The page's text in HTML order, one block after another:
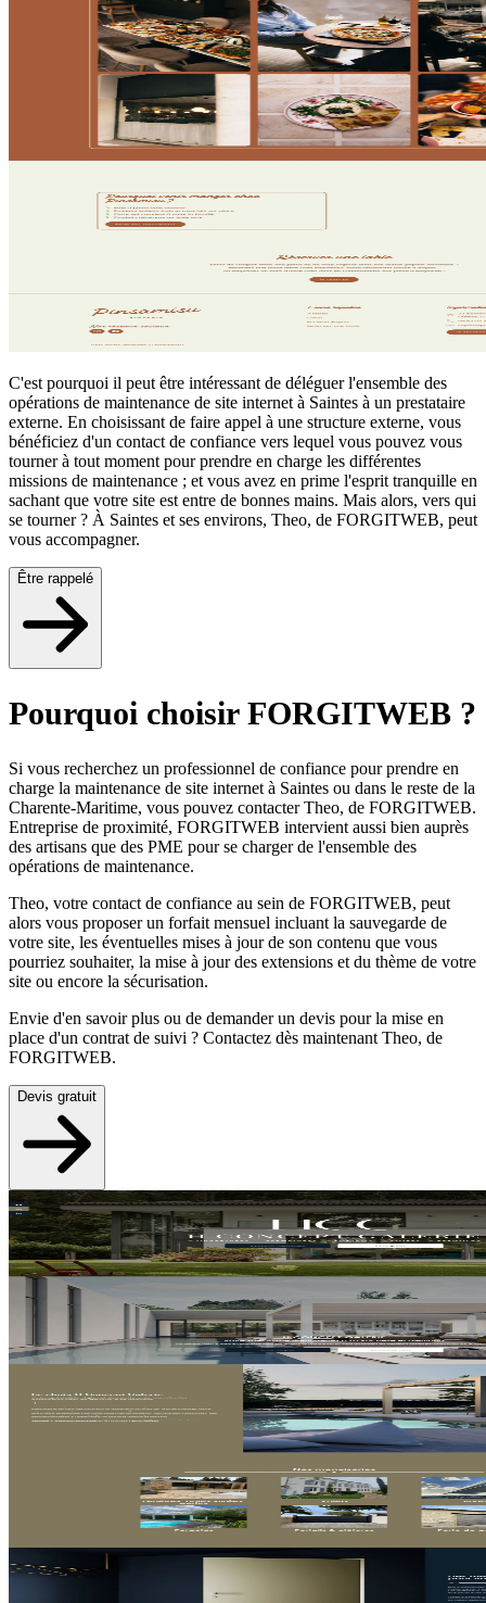
C'est pourquoi il peut être intéressant de déléguer l'ensemble des
opérations de maintenance de site internet à Saintes à un prestataire
externe. En choisissant de faire appel à une structure externe, vous
bénéficiez d'un contact de confiance vers lequel vous pouvez vous
tourner à tout moment pour prendre en charge les différentes
missions de maintenance ; et vous avez en prime l'esprit tranquille en
sachant que votre site est entre de bonnes mains. Mais alors, vers qui
se tourner ? À Saintes et ses environs, Theo, de FORGITWEB, peut
vous accompagner.
Être rappelé
Pourquoi choisir FORGITWEB ?
Si vous recherchez un professionnel de confiance pour prendre en
charge la maintenance de site internet à Saintes ou dans le reste de la
Charente-Maritime, vous pouvez contacter Theo, de FORGITWEB.
Entreprise de proximité, FORGITWEB intervient aussi bien auprès
des artisans que des PME pour se charger de l'ensemble des
opérations de maintenance.
Theo, votre contact de confiance au sein de FORGITWEB, peut
alors vous proposer un forfait mensuel incluant la sauvegarde de
votre site, les éventuelles mises à jour de son contenu que vous
pourriez souhaiter, la mise à jour des extensions et du thème de votre
site ou encore la sécurisation.
Envie d'en savoir plus ou de demander un devis pour la mise en
place d'un contrat de suivi ? Contactez dès maintenant Theo, de
FORGITWEB.
Devis gratuit